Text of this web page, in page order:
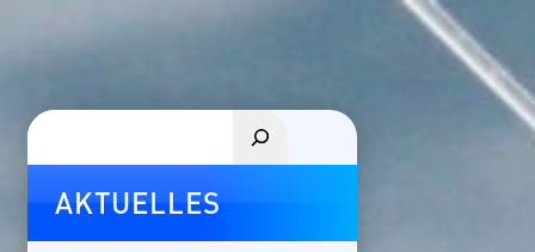
Suchen
AKTUELLES